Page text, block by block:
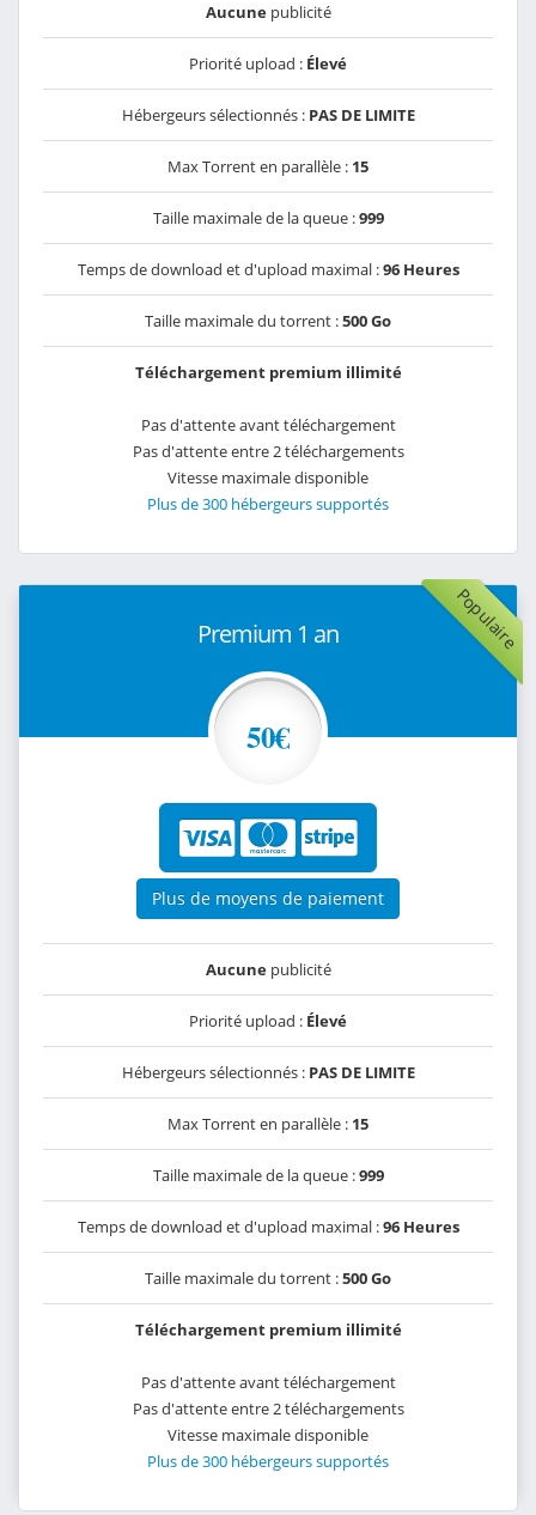
Aucunepublicité
Priorité upload : Élevé
Hébergeurs sélectionnés : PAS DE LIMITE
Max Torrent en parallèle : 15
Taille maximale de la queue :999
Temps de download et d'upload maximal :96 Heures
Taille maximale du torrent :500 Go
Téléchargement premium illimité
Pas d'attente avant téléchargement
Pas d'attente entre 2 téléchargements
Vitesse maximale disponible
Plus de 300 hébergeurs supportés
Populaire
Premium 1 an
50€
Plus de moyens de paiement
Aucunepublicité
Priorité upload : Élevé
Hébergeurs sélectionnés : PAS DE LIMITE
Max Torrent en parallèle : 15
Taille maximale de la queue :999
Temps de download et d'upload maximal :96 Heures
Taille maximale du torrent :500 Go
Téléchargement premium illimité
Pas d'attente avant téléchargement
Pas d'attente entre 2 téléchargements
Vitesse maximale disponible
Plus de 300 hébergeurs supportés